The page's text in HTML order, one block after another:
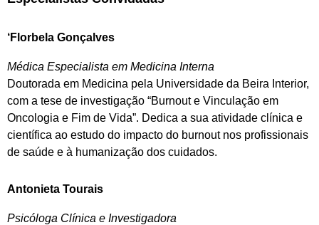
‘Florbela Gonçalves
Médica Especialista em Medicina Interna
Doutorada em Medicina pela Universidade da Beira Interior,
com a tese de investigação “Burnout e Vinculação em
Oncologia e Fim de Vida”. Dedica a sua atividade clínica e
científica ao estudo do impacto do burnout nos profissionais
de saúde e à humanização dos cuidados.
Antonieta Tourais
Psicóloga Clínica e Investigadora